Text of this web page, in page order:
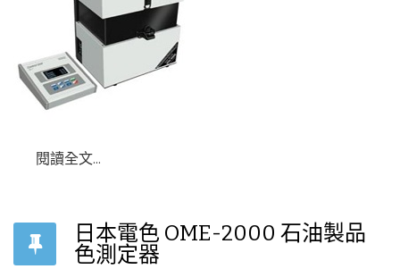
閱讀全文...
日本電色 OME-2000 石油製品
色測定器